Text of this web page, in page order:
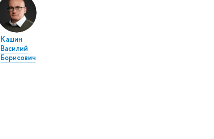
Кашин
Василий
Борисович